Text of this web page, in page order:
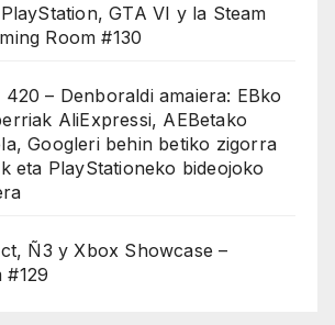
GTA VI y la Steam
Room #130
– Denboraldi amaiera: EBko
AliExpressi, AEBetako
Googleri behin betiko zigorra
eta PlayStationeko bideojoko
Ñ3 y Xbox Showcase –
#129